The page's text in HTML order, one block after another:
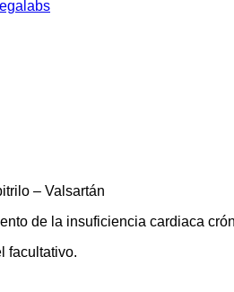
– Valsartán
de la insuficiencia cardiaca
facultativo.